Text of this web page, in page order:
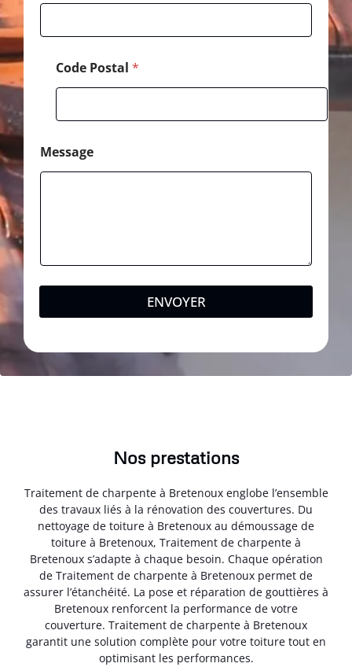
Code Postal *
Message
ENVOYER
Nos prestations
Traitement de charpente à Bretenoux englobe l’ensemble
des travaux liés à la rénovation des couvertures. Du
nettoyage de toiture à Bretenoux au démoussage de
toiture à Bretenoux, Traitement de charpente à
Bretenoux s’adapte à chaque besoin. Chaque opération
de Traitement de charpente à Bretenoux permet de
assurer l’étanchéité. La pose et réparation de gouttières à
Bretenoux renforcent la performance de votre
couverture. Traitement de charpente à Bretenoux
garantit une solution complète pour votre toiture tout en
optimisant les performances.